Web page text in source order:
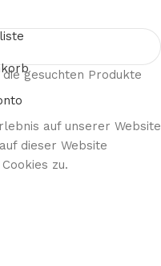
gesuchten Produkte
auf unserer Website
dieser Website
zu.